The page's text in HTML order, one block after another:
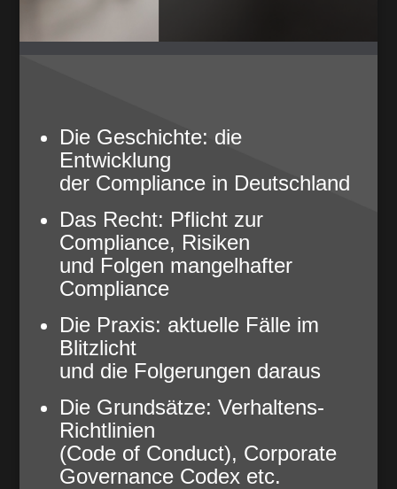
Die Geschichte: die
Entwicklung
der Compliance in Deutschland
Das Recht: Pflicht zur
Compliance, Risiken
und Folgen mangelhafter
Compliance
Die Praxis: aktuelle Fälle im
Blitzlicht
und die Folgerungen daraus
Die Grundsätze: Verhaltens-
Richtlinien
(Code of Conduct), Corporate
Governance Codex etc.